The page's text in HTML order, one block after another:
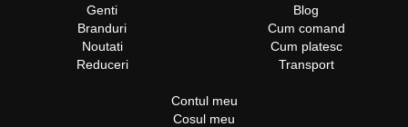
Genti
Branduri
Noutati
Reduceri
Blog
Cum comand
Cum platesc
Transport
Contul meu
Cosul meu